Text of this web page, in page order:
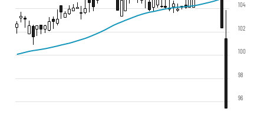
96
98
100
102
104